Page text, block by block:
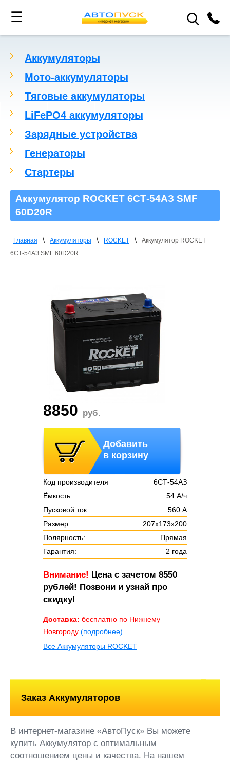
☰
Аккумуляторы
Мото-аккумуляторы
Тяговые аккумуляторы
LiFePO4 аккумуляторы
Зарядные устройства
Генераторы
Стартеры
Аккумулятор ROCKET 6СТ-54АЗ SMF
60D20R
Главная \ Аккумуляторы \ ROCKET \
Аккумулятор ROCKET
6СТ-54АЗ SMF 60D20R
8850 руб.
Добавить
в корзину
Код производителя
6СТ-54АЗ
Ёмкость:
54 А/ч
Пусковой ток:
560 А
Размер:
207x173x200
Полярность:
Прямая
Гарантия:
2 года
Внимание! Цена с зачетом 8550
рублей! Позвони и узнай про
скидку!
Доставка: бесплатно по Нижнему
Новгороду (подробнее)
Все Аккумуляторы ROCKET
Заказ Аккумуляторов
В интернет-магазине «АвтоПуск» Вы можете
купить Аккумулятор с оптимальным
соотношением цены и качества. На нашем